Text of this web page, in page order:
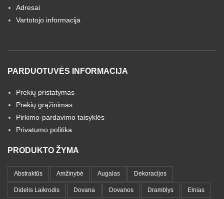
Adresai
Vartotojo informacija
PARDUOTUVĖS INFORMACIJA
Prekių pristatymas
Prekių grąžinimas
Pirkimo-pardavimo taisyklės
Privatumo politika
PRODUKTO ŽYMA
Abstraktūs Amžinybė Augalas Dekoracijos
Didelis Laikrodis Dovana Dovanos Dramblys Elnias